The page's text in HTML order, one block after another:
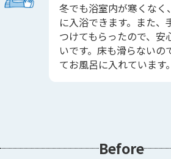
冬でも浴室内が寒くなく
に入浴できます。また、
つけてもらったので、安
いです。床も滑らないの
てお風呂に入れています。
Before